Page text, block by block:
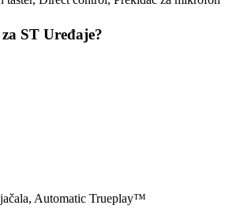
Automatic Trueplay™
ST Uređaje?